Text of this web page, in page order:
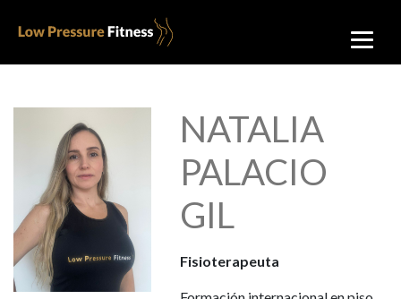
NATALIA
PALACIO
GIL
Fisioterapeuta